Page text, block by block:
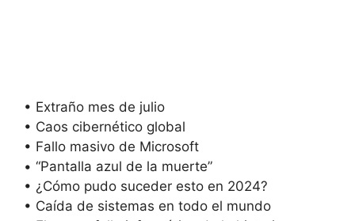
• Extraño mes de julio
• Caos cibernético global
• Fallo masivo de Microsoft
• “Pantalla azul de la muerte”
• ¿Cómo pudo suceder esto en 2024?
• Caída de sistemas en todo el mundo